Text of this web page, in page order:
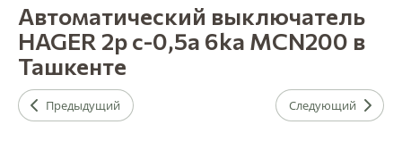
Автоматический выключатель
HAGER 2p c-0,5a 6ka MCN200 в
Ташкенте
Предыдущий Следующий